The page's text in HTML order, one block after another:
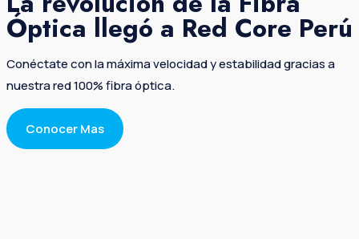
Óptica llegó a Red Core Perú
Conéctate con la máxima velocidad y estabilidad gracias a
nuestra red 100% fibra óptica.
Conocer Mas